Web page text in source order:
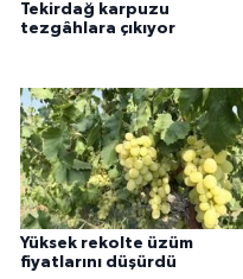
Tekirdağ karpuzu
tezgâhlara çıkıyor
Yüksek rekolte üzüm
fiyatlarını düşürdü